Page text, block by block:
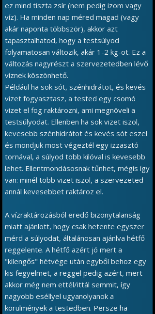
ez mind tiszta zsír (nem pedig izom vagy
víz). Ha minden nap méred magad (vagy
akár naponta többször), akkor azt
tapasztalhatod, hogy a testsúlyod
folyamatosan változik, akár 1-2 kg-ot. Ez a
változás nagyrészt a szervezetedben lévő
víznek köszönhető.
Például ha sok sót, szénhidrátot, és kevés
vizet fogyasztasz, a tested egy csomó
vizet el fog raktározni, ami megnöveli a
testsúlyodat. Ellenben ha sok vizet iszol,
kevesebb szénhidrátot és kevés sót eszel
és mondjuk most végeztél egy izzasztó
tornával, a súlyod több kilóval is kevesebb
lehet. Ellentmondásosnak tűnhet, mégis így
van: minél több vizet iszol, a szervezeted
annál kevesebbet raktároz el.
A vízraktározásból eredő bizonytalanság
miatt ajánlott, hogy csak hetente egyszer
mérd a súlyodat, általánosan ajánlva hétfő
reggelente. A hétfő azért jó mert a
"kilengős" hétvége után egyből behoz egy
kis fegyelmet, a reggel pedig azért, mert
akkor még nem ettél/ittál semmit, így
nagyobb eséllyel ugyanolyanok a
körülmények a testedben. Persze ha